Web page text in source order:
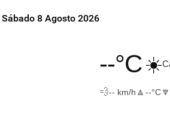
Sábado 8 Agosto 2026
--°C☀️
💨-- km/h 🔼 --°C🔽